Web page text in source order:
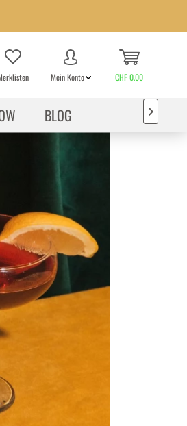
Mein Konto CHF 0.00
BLOG 